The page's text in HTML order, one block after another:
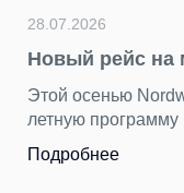
28.07.2026
Новый рейс на
Этой осенью
летную программу
Подробнее